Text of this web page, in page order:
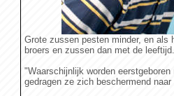
Grote zussen pesten minder, en als
broers en zussen dan met de leeftijd.
"Waarschijnlijk worden
gedragen ze zich beschermend